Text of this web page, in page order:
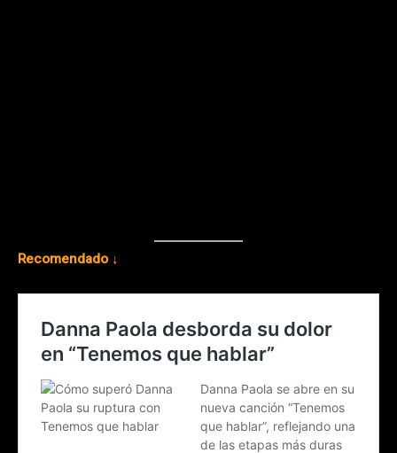
Recomendado ↓